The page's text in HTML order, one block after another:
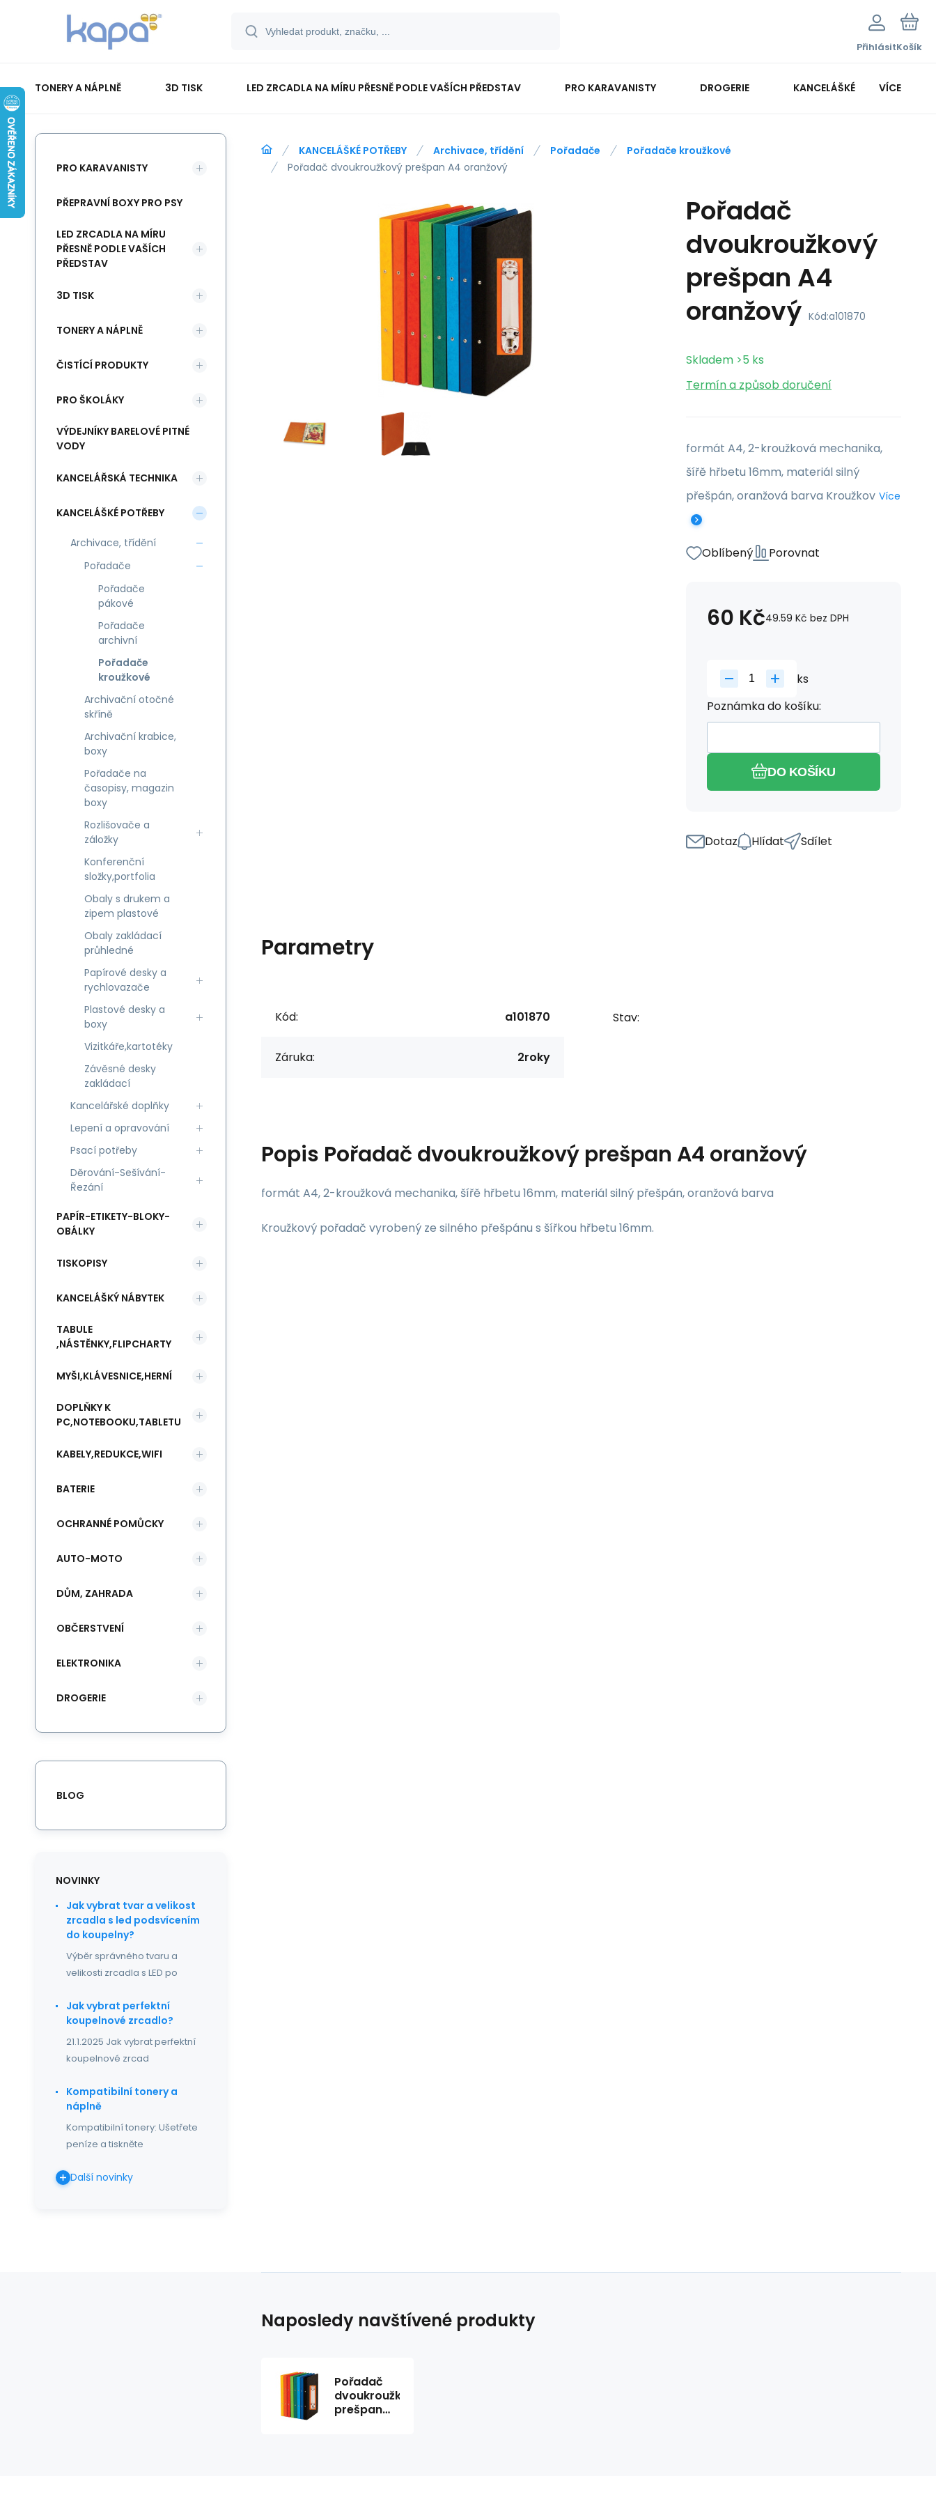
PřihlásitKošík
TONERY A NÁPLNĚ 3D TISK LED ZRCADLA NA MÍRU PŘESNĚ PODLE VAŠÍCH PŘEDSTAV PRO KARAVANISTY DROGERIE KANCELÁŠKÉ POTŘEBY
PAPÍR-ETIKETY-BLOKY-OBÁLKY
VÍCE
KANCELÁŠKÉ POTŘEBY Archivace, třídění Pořadače
Pořadače kroužkové
Pořadač dvoukroužkový prešpan A4 oranžový
Pořadač
dvoukroužkový
prešpan A4
oranžový Kód:a101870
Skladem >5 ks
Termín a způsob doručení
formát A4, 2-kroužková mechanika,
šířě hřbetu 16mm, materiál silný
přešpán, oranžová barva Kroužkov Více
Oblíbený Porovnat
60 Kč49.59 Kč bez DPH
ks
Poznámka do košíku:
DO KOŠÍKU
Dotaz Hlídat Sdílet
Parametry
Kód: a101870
Záruka: 2roky
Stav:
Popis Pořadač dvoukroužkový prešpan A4 oranžový
formát A4, 2-kroužková mechanika, šířě hřbetu 16mm, materiál silný přešpán, oranžová barva
Kroužkový pořadač vyrobený ze silného přešpánu s šířkou hřbetu 16mm.
PRO KARAVANISTY
PŘEPRAVNÍ BOXY PRO PSY
LED ZRCADLA NA MÍRU
PŘESNĚ PODLE VAŠÍCH
PŘEDSTAV
3D TISK
TONERY A NÁPLNĚ
ČISTÍCÍ PRODUKTY
PRO ŠKOLÁKY
VÝDEJNÍKY BARELOVÉ PITNÉ
VODY
KANCELÁŘSKÁ TECHNIKA
KANCELÁŠKÉ POTŘEBY
Archivace, třídění
Pořadače
Pořadače
pákové
Pořadače
archivní
Pořadače
kroužkové
Archivační otočné
skříně
Archivační krabice,
boxy
Pořadače na
časopisy, magazin
boxy
Rozlišovače a
záložky
Konferenční
složky,portfolia
Obaly s drukem a
zipem plastové
Obaly zakládací
průhledné
Papírové desky a
rychlovazače
Plastové desky a
boxy
Vizitkáře,kartotéky
Závěsné desky
zakládací
Kancelářské doplňky
Lepení a opravování
Psací potřeby
Děrování-Sešívání-
Řezání
PAPÍR-ETIKETY-BLOKY-
OBÁLKY
TISKOPISY
KANCELÁŠKÝ NÁBYTEK
TABULE
,NÁSTĚNKY,FLIPCHARTY
MYŠI,KLÁVESNICE,HERNÍ
DOPLŇKY K
PC,NOTEBOOKU,TABLETU
KABELY,REDUKCE,WIFI
BATERIE
OCHRANNÉ POMŮCKY
AUTO-MOTO
DŮM, ZAHRADA
OBČERSTVENÍ
ELEKTRONIKA
DROGERIE
BLOG
NOVINKY
Jak vybrat tvar a velikost
zrcadla s led podsvícením
do koupelny?
Výběr správného tvaru a
velikosti zrcadla s LED po
Jak vybrat perfektní
koupelnové zrcadlo?
21.1.2025 Jak vybrat perfektní
koupelnové zrcad
Kompatibilní tonery a
náplně
Kompatibilní tonery: Ušetřete
peníze a tiskněte
Další novinky
Naposledy navštívené produkty
Pořadač
dvoukroužkový
prešpan